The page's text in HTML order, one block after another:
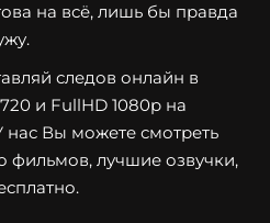
на всё, лишь бы правда
следов онлайн в
и FullHD 1080p на
Вы можете смотреть
фильмов, лучшие озвучки,